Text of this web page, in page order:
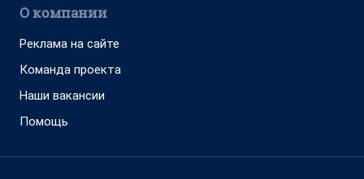
О компании
Реклама на сайте
Команда проекта
Наши вакансии
Помощь